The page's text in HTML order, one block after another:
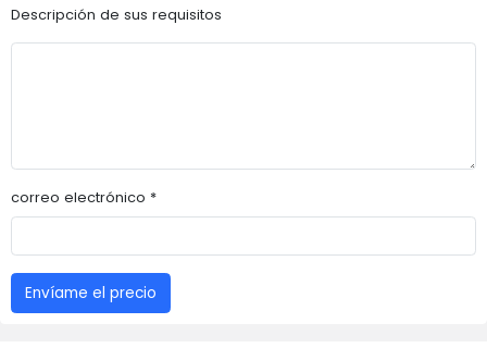
Descripción de sus requisitos
correo electrónico *
Envíame el precio